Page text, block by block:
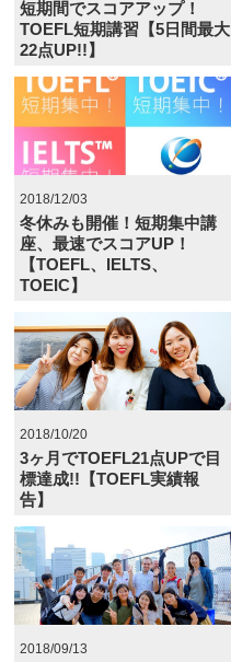
短期間でスコアアップ！
TOEFL短期講習【5日間最大
22点UP!!】
2018/12/03
冬休みも開催！短期集中講
座、最速でスコアUP！
【TOEFL、IELTS、
TOEIC】
2018/10/20
3ヶ月でTOEFL21点UPで目
標達成!!【TOEFL実績報
告】
2018/09/13